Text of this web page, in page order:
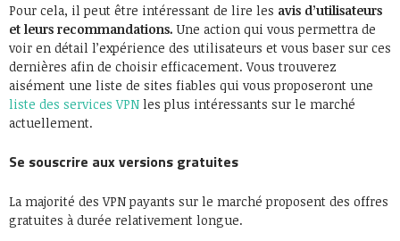
Pour cela, il peut être intéressant de lire les avis d’utilisateurs
et leurs recommandations.Une action qui vous permettra de
voir en détail l’expérience des utilisateurs et vous baser sur ces
dernières afin de choisir efficacement. Vous trouverez
aisément une liste de sites fiables qui vous proposeront une
liste des services VPN les plus intéressants sur le marché
actuellement.
Se souscrire aux versions gratuites
La majorité des VPN payants sur le marché proposent des offres
gratuites à durée relativement longue.